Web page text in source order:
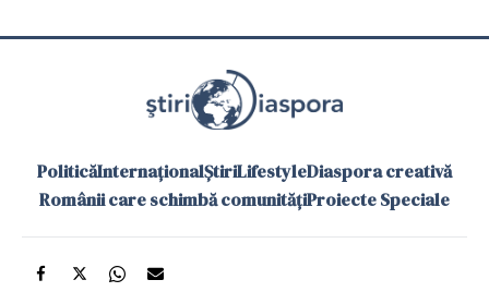
PoliticăInternaționalȘtiriLifestyleDiaspora creativă
Românii care schimbă comunitățiProiecte Speciale